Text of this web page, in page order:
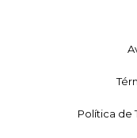
Política de